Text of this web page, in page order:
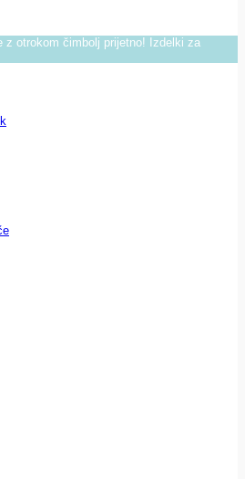
z otrokom čimbolj prijetno! Izdelki za